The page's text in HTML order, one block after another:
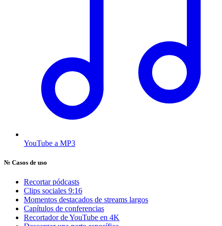
YouTube a MP3
№ Casos de uso
Recortar pódcasts
Clips sociales 9:16
Momentos destacados de streams largos
Capítulos de conferencias
Recortador de YouTube en 4K